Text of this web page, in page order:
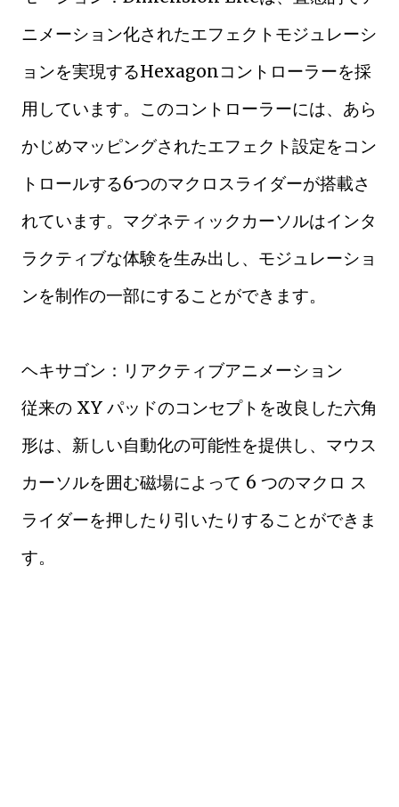
ニメーション化されたエフェクトモジュレーシ
ョンを実現するHexagonコントローラーを採
用しています。このコントローラーには、あら
かじめマッピングされたエフェクト設定をコン
トロールする6つのマクロスライダーが搭載さ
れています。マグネティックカーソルはインタ
ラクティブな体験を生み出し、モジュレーショ
ンを制作の一部にすることができます。
ヘキサゴン：リアクティブアニメーション
従来の XY パッドのコンセプトを改良した六角
形は、新しい自動化の可能性を提供し、マウス
カーソルを囲む磁場によって 6 つのマクロ ス
ライダーを押したり引いたりすることができま
す。